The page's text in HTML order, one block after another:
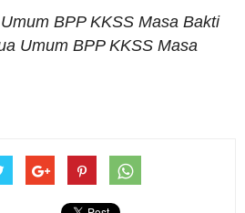
BPP KKSS Masa Bakti
Umum BPP KKSS Masa